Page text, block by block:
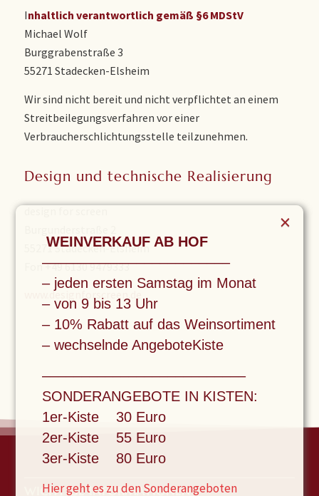
Inhaltlich verantwortlich gemäß §6 MDStV
Michael Wolf
Burggrabenstraße 3
55271 Stadecken-Elsheim
Wir sind nicht bereit und nicht verpflichtet an einem
Streitbeilegungsverfahren vor einer
Verbraucherschlichtungsstelle teilzunehmen.
Design und technische Realisierung
55271 Stadecken-Elsheim
Fon +49 6130 9479333
www.designforscreen.de
WICHTIGE INFORMATIONEN
WEINVERKAUF AB HOF
––––––––––––––––––––––––
– jeden ersten Samstag im Monat
– von 9 bis 13 Uhr
– 10% Rabatt auf das Weinsortiment
– wechselnde AngeboteKiste
––––––––––––––––––––––––––
SONDERANGEBOTE IN KISTEN:
1er-Kiste 30 Euro
2er-Kiste 55 Euro
3er-Kiste 80 Euro
Hier geht es zu den Sonderangeboten
×